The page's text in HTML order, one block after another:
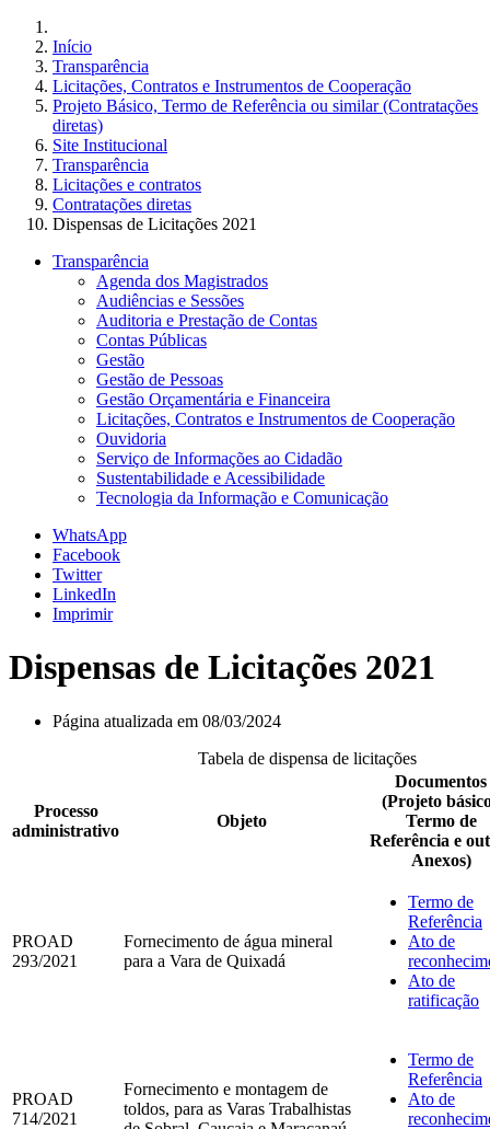
Início
Transparência
Licitações, Contratos e Instrumentos de Cooperação
Projeto Básico, Termo de Referência ou similar (Contratações
diretas)
Site Institucional
Transparência
Licitações e contratos
Contratações diretas
Dispensas de Licitações 2021
Transparência
Agenda dos Magistrados
Audiências e Sessões
Auditoria e Prestação de Contas
Contas Públicas
Gestão
Gestão de Pessoas
Gestão Orçamentária e Financeira
Licitações, Contratos e Instrumentos de Cooperação
Ouvidoria
Serviço de Informações ao Cidadão
Sustentabilidade e Acessibilidade
Tecnologia da Informação e Comunicação
WhatsApp
Facebook
Twitter
LinkedIn
Imprimir
Dispensas de Licitações 2021
Página atualizada em 08/03/2024
Tabela de dispensa de licitações
Processo
administrativo
Objeto
Documentos
(Projeto
Termo de
Referência e
Anexos)
PROAD
293/2021
Fornecimento de água mineral
para a Vara de Quixadá
Termo de
Referência
Ato de
Ato de
ratificação
PROAD
714/2021
Fornecimento e montagem de
toldos, para as Varas Trabalhistas
Termo de
Referência
Ato de